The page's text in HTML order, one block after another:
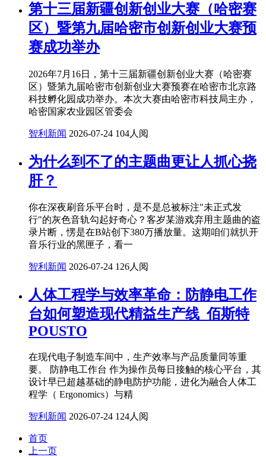
第十三届新疆创新创业大赛（哈密赛
区）暨第九届哈密市创新创业大赛预
赛成功举办
2026年7月16日，第十三届新疆创新创业大赛（哈密赛
区）暨第九届哈密市创新创业大赛预赛在哈密市北京路
科技孵化园成功举办。本次大赛由哈密市科技局主办，
哈密国家农业园区管委会
智利新闻 2026-07-24 104人阅
为什么到不了的主题曲更让人抓心挠
肝？
你在深夜刷音乐平台时，是不是总被标注"未正式发
行"的灰色音轨勾起好奇心？客岁某游戏弃用主题曲的盗
录片断，愣是在B站创下380万播放量。这期咱们就扒开
音乐行业的黑匣子，看一
智利新闻 2026-07-24 126人阅
人体工程学与效率革命：防静电工作
台如何塑造现代精益生产线_佰斯特
POUSTO
在现代电子制造车间中，生产效率与产品质量同等重
要。 防静电工作台 作为操作员每日接触的核心平台，其
设计早已超越基础的静电防护功能，进化为融合人体工
程学（ Ergonomics）与精
智利新闻 2026-07-24 124人阅
首页
上一页